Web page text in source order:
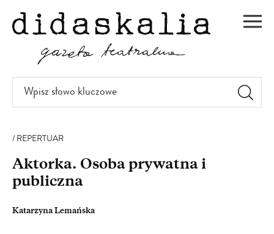
DO
TREŚCI
Wpisz
słowo
REPERTUAR
Aktorka. Osoba prywatna i
publiczna
Katarzyna Lemańska